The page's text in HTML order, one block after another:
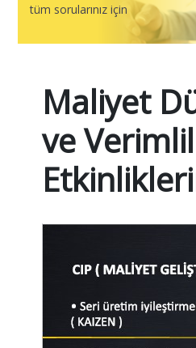
tüm sorularınız için
Numaranız
Size nasıl
yardımcı
olabilirim?
Cevabı
Maliyet
ve